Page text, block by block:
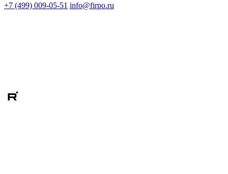
+7 (499) 009-05-51 info@firpo.ru